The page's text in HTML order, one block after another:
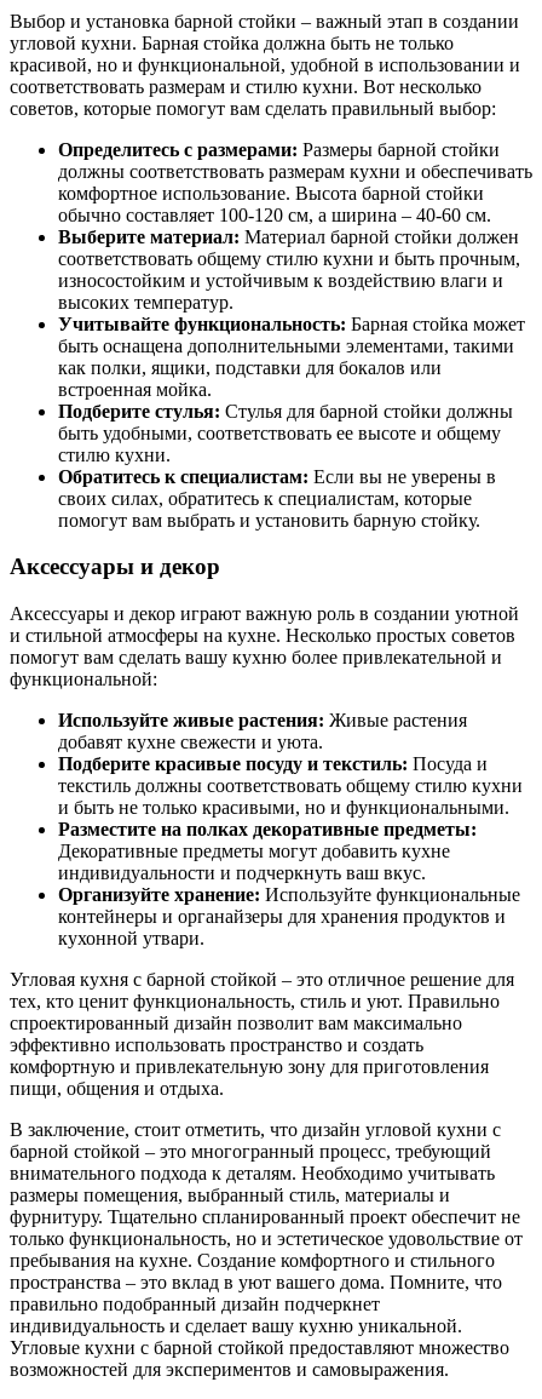
Выбор и установка барной стойки – важный этап в создании
угловой кухни. Барная стойка должна быть не только
красивой, но и функциональной, удобной в использовании и
соответствовать размерам и стилю кухни. Вот несколько
советов, которые помогут вам сделать правильный выбор:
Определитесь с размерами: Размеры барной стойки
должны соответствовать размерам кухни и обеспечивать
комфортное использование. Высота барной стойки
обычно составляет 100-120 см, а ширина – 40-60 см.
Выберите материал: Материал барной стойки должен
соответствовать общему стилю кухни и быть прочным,
износостойким и устойчивым к воздействию влаги и
высоких температур.
Учитывайте функциональность: Барная стойка может
быть оснащена дополнительными элементами, такими
как полки, ящики, подставки для бокалов или
встроенная мойка.
Подберите стулья: Стулья для барной стойки должны
быть удобными, соответствовать ее высоте и общему
стилю кухни.
Обратитесь к специалистам: Если вы не уверены в
своих силах, обратитесь к специалистам, которые
помогут вам выбрать и установить барную стойку.
Аксессуары и декор
Аксессуары и декор играют важную роль в создании уютной
и стильной атмосферы на кухне. Несколько простых советов
помогут вам сделать вашу кухню более привлекательной и
функциональной:
Используйте живые растения: Живые растения
добавят кухне свежести и уюта.
Подберите красивые посуду и текстиль: Посуда и
текстиль должны соответствовать общему стилю кухни
и быть не только красивыми, но и функциональными.
Разместите на полках декоративные предметы:
Декоративные предметы могут добавить кухне
индивидуальности и подчеркнуть ваш вкус.
Организуйте хранение: Используйте функциональные
контейнеры и органайзеры для хранения продуктов и
кухонной утвари.
Угловая кухня с барной стойкой – это отличное решение для
тех, кто ценит функциональность, стиль и уют. Правильно
спроектированный дизайн позволит вам максимально
эффективно использовать пространство и создать
комфортную и привлекательную зону для приготовления
пищи, общения и отдыха.
В заключение, стоит отметить, что дизайн угловой кухни с
барной стойкой – это многогранный процесс, требующий
внимательного подхода к деталям. Необходимо учитывать
размеры помещения, выбранный стиль, материалы и
фурнитуру. Тщательно спланированный проект обеспечит не
только функциональность, но и эстетическое удовольствие от
пребывания на кухне. Создание комфортного и стильного
пространства – это вклад в уют вашего дома. Помните, что
правильно подобранный дизайн подчеркнет
индивидуальность и сделает вашу кухню уникальной.
Угловые кухни с барной стойкой предоставляют множество
возможностей для экспериментов и самовыражения.